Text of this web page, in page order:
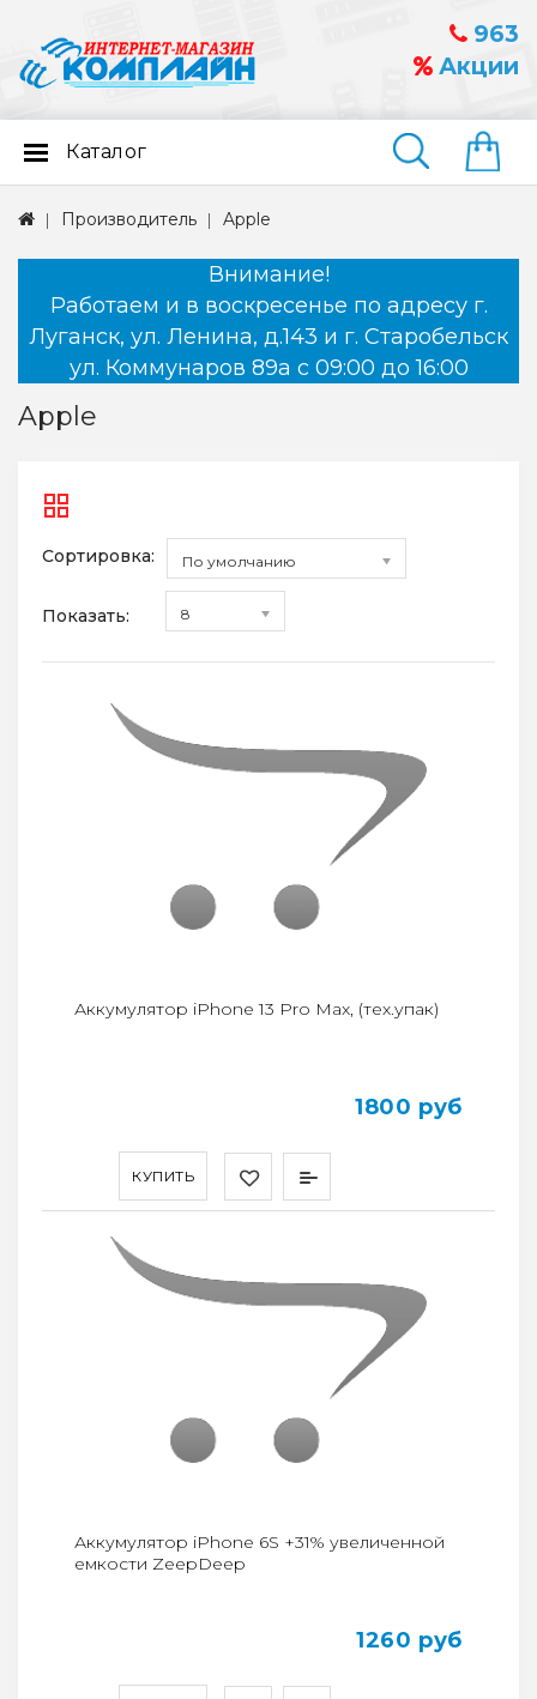
963
Акции
Найти
Каталог
Производитель Apple
Внимание!
Работаем и в воскресенье по адресу г.
Луганск, ул. Ленина, д.143 и г. Старобельск
ул. Коммунаров 89а с 09:00 до 16:00
Apple
Сортировка: По умолчанию
Показать: 8
КУПИТЬ
Аккумулятор iPhone 13 Pro Max, (тех.упак)
1800 руб
Аккумулятор iPhone 6S +31% увеличенной
емкости ZeepDeep
1260 руб